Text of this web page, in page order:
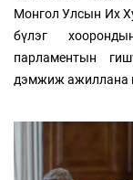
Монгол Улсын Их
бүлэг
парламентын
дэмжиж ажиллана